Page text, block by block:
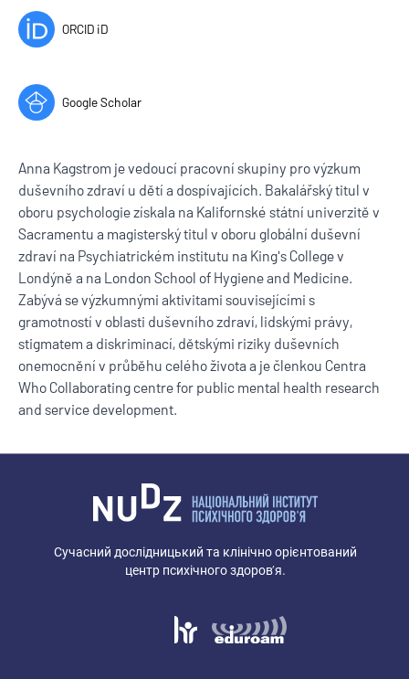
ORCID iD
Google Scholar
Anna Kagstrom je vedoucí pracovní skupiny pro výzkum
duševního zdraví u dětí a dospívajících. Bakalářský titul v
oboru psychologie získala na Kalifornské státní univerzitě v
Sacramentu a magisterský titul v oboru globální duševní
zdraví na Psychiatrickém institutu na King's College v
Londýně a na London School of Hygiene and Medicine.
Zabývá se výzkumnými aktivitami souvisejícími s
gramotností v oblasti duševního zdraví, lidskými právy,
stigmatem a diskriminací, dětskými riziky duševních
onemocnění v průběhu celého života a je členkou Centra
Who Collaborating centre for public mental health research
and service development.
Сучасний дослідницький та клінічно орієнтований
центр психічного здоров’я.